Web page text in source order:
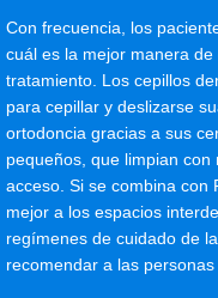
Con frecuencia, los
cuál es la mejor manera
tratamiento. Los cepillos
para cepillar y deslizarse
ortodoncia gracias a sus
pequeños, que limpian
acceso. Si se combina con
mejor a los espacios
regímenes de cuidado de
recomendar a las personas